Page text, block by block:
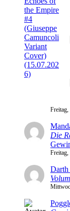
Die